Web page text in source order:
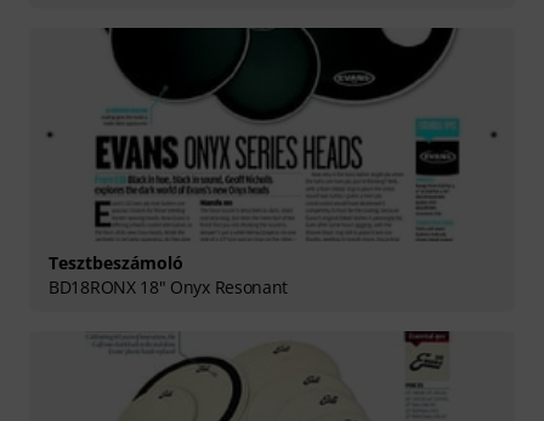
Tesztbeszámoló
BD18RONX 18" Onyx Resonant